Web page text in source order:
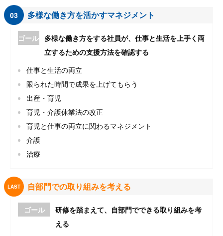
03 多様な働き方を活かすマネジメント
ゴール 多様な働き方をする社員が、仕事と生活を上手く両
立するための支援方法を確認する
仕事と生活の両立
限られた時間で成果を上げてもらう
出産・育児
育児・介護休業法の改正
育児と仕事の両立に関わるマネジメント
介護
治療
LAST 自部門での取り組みを考える
ゴール
研修を踏まえて、自部門でできる取り組みを考
える